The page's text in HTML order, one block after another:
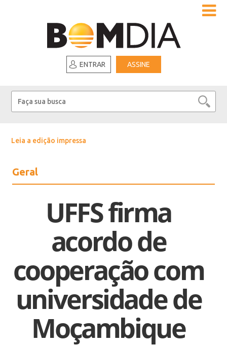
ENTRAR ASSINE
Leia a edição impressa
Geral
UFFS firma
acordo de
cooperação com
universidade de
Moçambique